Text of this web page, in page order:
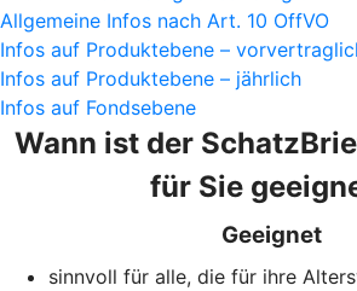
Allgemeine Infos nach Art. 10 OffVO
Infos auf Produktebene –
Infos auf Produktebene – jährlich
Infos auf Fondsebene
Wann ist der
für Sie
Geeignet
sinnvoll für alle, die für ihre